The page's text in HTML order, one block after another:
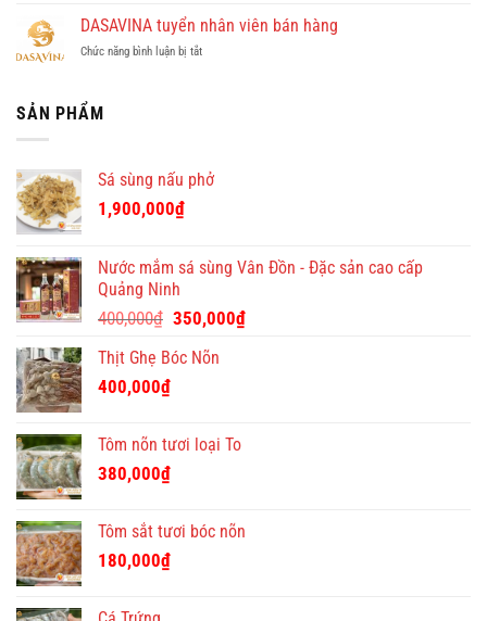
Định
Online
theo
cho
nghiệp
Tết
Việt
An
Thủ
chỉ
nghĩa
độc
đáo
DASAVINA tuyển nhân viên bán hàng
Chức năng bình luận bị tắtở
SẢN PHẨM
Sá sùng nấu phở
1,900,000₫
Nước mắm sá sùng Vân Đồn - Đặc sản cao cấp
Quảng Ninh
400,000₫ Giá
là:
350,000₫Giá
Thịt Ghẹ Bóc Nõn
400,000₫
Tôm nõn tươi loại To
380,000₫
Tôm sắt tươi bóc nõn
180,000₫